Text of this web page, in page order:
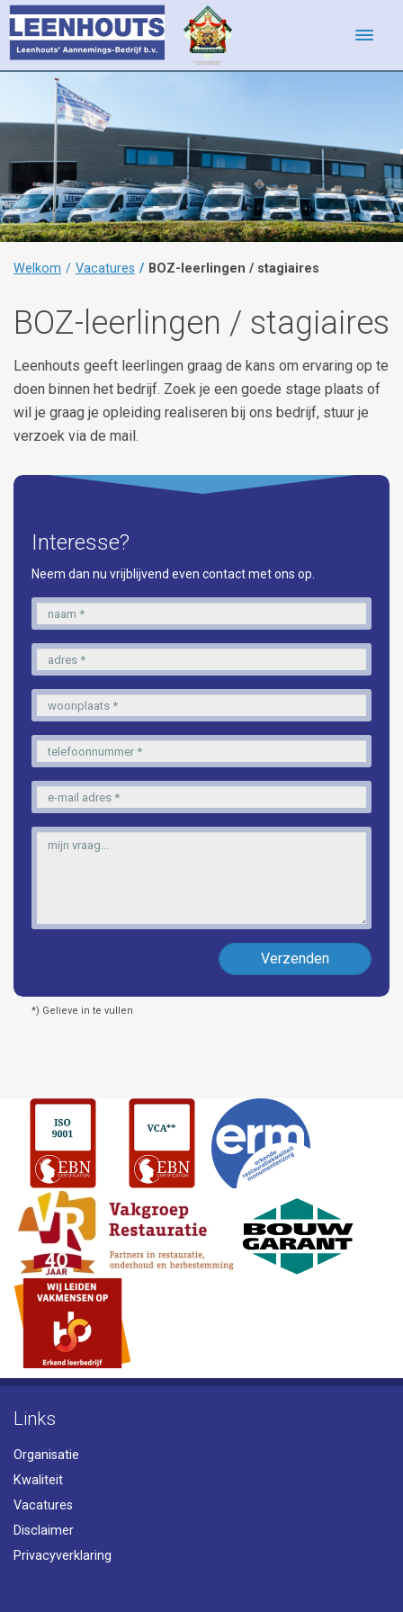
Toggle
Welkom Vacatures BOZ-leerlingen / stagiaires
BOZ-leerlingen / stagiaires
Leenhouts geeft leerlingen graag de kans om ervaring op te
doen binnen het bedrijf. Zoek je een goede stage plaats of
wil je graag je opleiding realiseren bij ons bedrijf, stuur je
verzoek via de mail.
Interesse?
Neem dan nu vrijblijvend even contact met ons op.
Verzenden
*) Gelieve in te vullen
Links
Organisatie
Kwaliteit
Vacatures
Disclaimer
Privacyverklaring